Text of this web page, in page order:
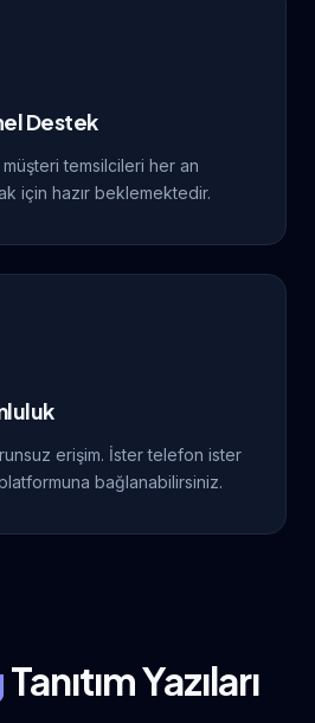
Destek
temsilcileri her an
için hazır beklemektedir.
erişim. İster telefon ister
bağlanabilirsiniz.
Tanıtım Yazıları